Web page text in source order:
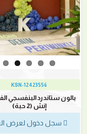
KSN-12423556
إنش (2 حبة)
سجل دخول لعرض